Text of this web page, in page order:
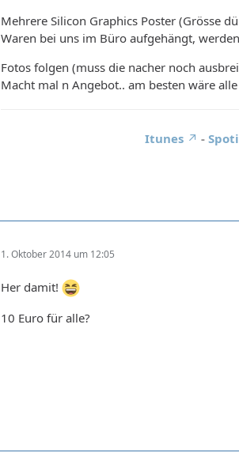
Mehrere Silicon Graphics Poster (Grösse
Waren bei uns im Büro aufgehängt,
Fotos folgen (muss die nacher noch
Macht mal n Angebot.. am besten wäre
Itunes -
1. Oktober 2014 um 12:05
Her damit!
10 Euro für alle?